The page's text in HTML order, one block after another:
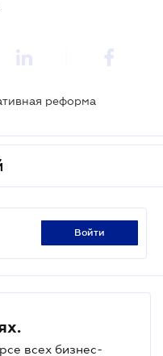
реформа
войти
всех бизнес-